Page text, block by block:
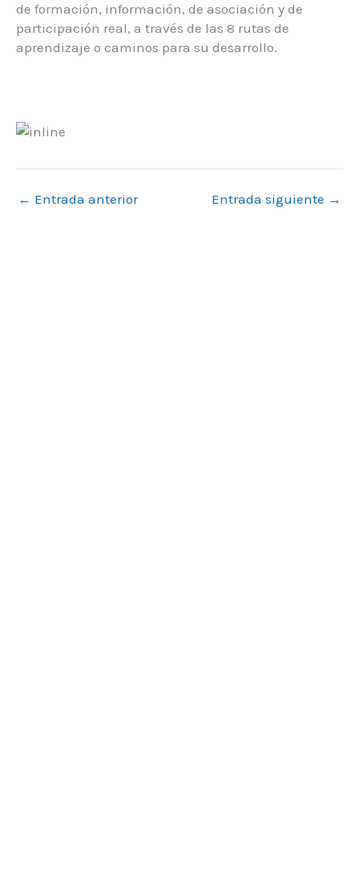
de formación, información, de asociación y de
participación real, a través de las 8 rutas de
aprendizaje o caminos para su desarrollo.
← Entrada anterior Entrada siguiente →